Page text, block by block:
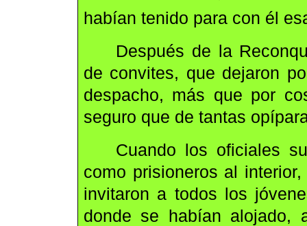
habían tenido para con él
Después de la
de convites, que dejaron
despacho, más que por
seguro que de tantas
Cuando los oficiales
como prisioneros al
invitaron a todos los
donde se habían alojado,